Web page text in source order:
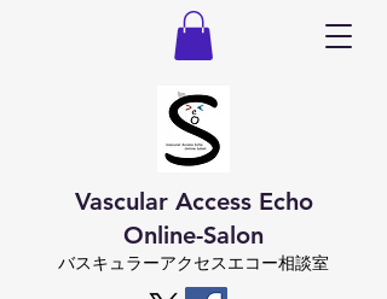
Vascular Access Echo
Online-Salon
バスキュラーアクセスエコー相談室